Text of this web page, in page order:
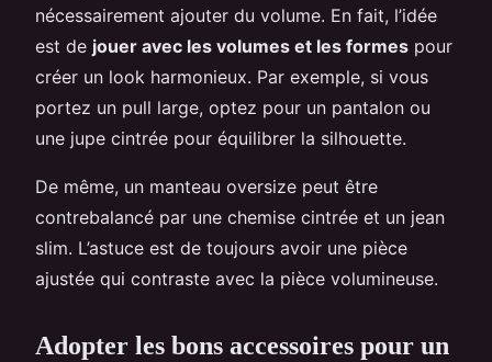
nécessairement ajouter du volume. En fait, l’idée
est de jouer avec les volumes et les formes pour
créer un look harmonieux. Par exemple, si vous
portez un pull large, optez pour un pantalon ou
une jupe cintrée pour équilibrer la silhouette.
De même, un manteau oversize peut être
contrebalancé par une chemise cintrée et un jean
slim. L’astuce est de toujours avoir une pièce
ajustée qui contraste avec la pièce volumineuse.
Adopter les bons accessoires pour un